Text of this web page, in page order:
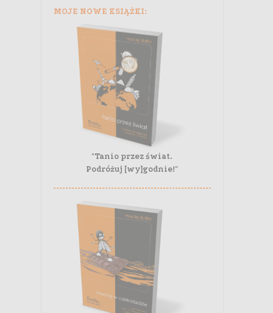
MOJE NOWE KSIĄŻKI:
"Tanio przez świat.
Podróżuj [wy]godnie!"